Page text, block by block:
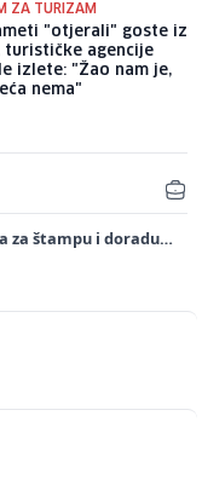
ZA TURIZAM
"otjerali" goste iz
turističke agencije
izlete: "Žao nam je,
nema"
za štampu i doradu